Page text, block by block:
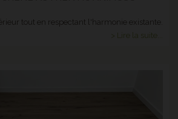
tout en respectant l'harmonie existante.
> Lire la suite...